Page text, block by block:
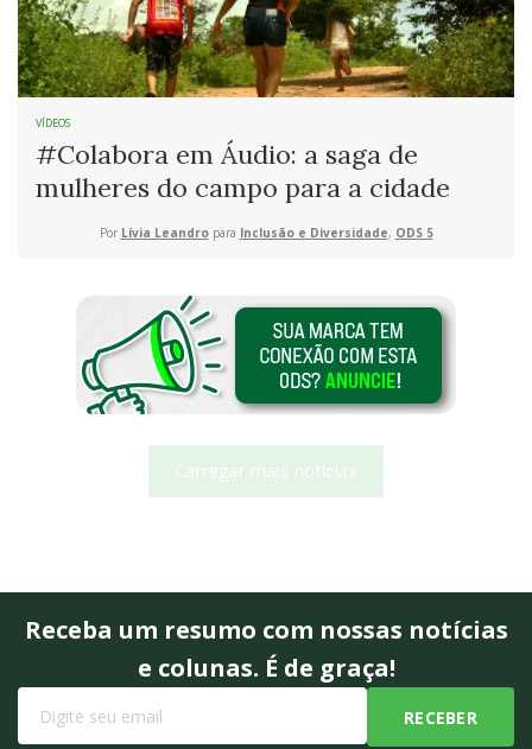
VÍDEOS
#Colabora em Áudio: a saga de
mulheres do campo para a cidade
Por Lívia Leandropara Inclusão e Diversidade, ODS 5
Carregar mais notícias
Receba um resumo com nossas notícias
e colunas. É de graça!